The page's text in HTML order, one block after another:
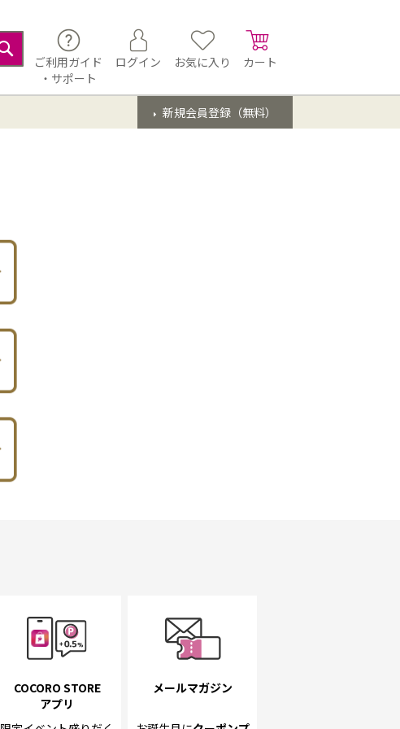
検
ご利用ガイド
・サポート
ログイン お気に入り カート
新規会員登録（無料）
COCORO STORE
アプリ
メールマガジン